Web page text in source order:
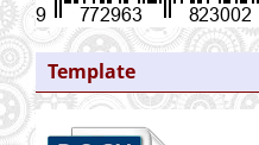
Template